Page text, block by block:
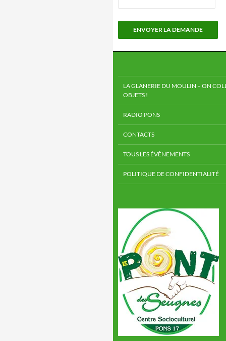
LA GLANERIE DU MOULIN – ON
OBJETS !
RADIO PONS
CONTACTS
TOUS LES ÉVÈNEMENTS
POLITIQUE DE CONFIDENTIALITÉ